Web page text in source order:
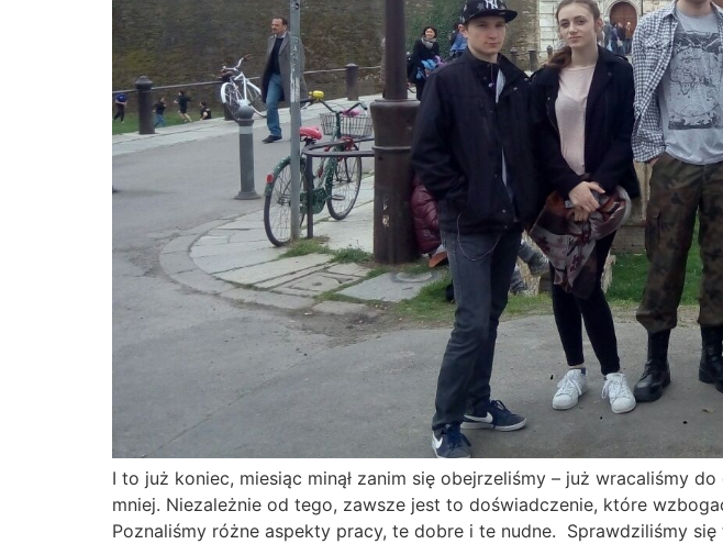
I to już koniec, miesiąc minął zanim się obejrzeliśmy – już wracaliśmy
mniej. Niezależnie od tego, zawsze jest to doświadczenie, które
Poznaliśmy różne aspekty pracy, te dobre i te nudne. Sprawdziliśmy